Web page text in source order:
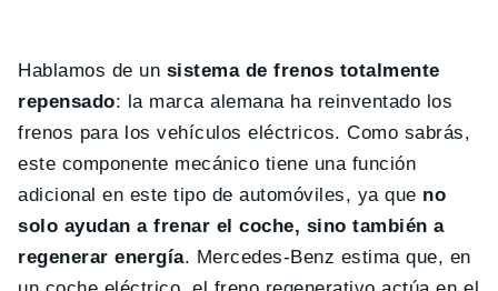
Hablamos de un sistema de frenos totalmente
repensado: la marca alemana ha reinventado los
frenos para los vehículos eléctricos. Como sabrás,
este componente mecánico tiene una función
adicional en este tipo de automóviles, ya que no
solo ayudan a frenar el coche, sino también a
regenerar energía. Mercedes-Benz estima que, en